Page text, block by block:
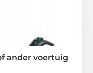
ander voertuig